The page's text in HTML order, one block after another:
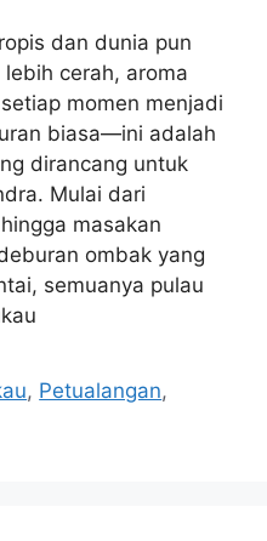
dan dunia pun
cerah, aroma
momen menjadi
biasa—ini adalah
dirancang untuk
Mulai dari
masakan
ombak yang
semuanya pulau
, Petualangan,